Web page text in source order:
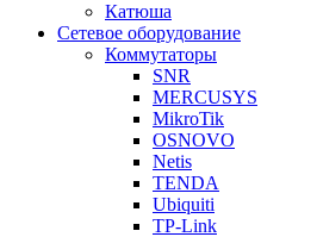
Катюша
Сетевое оборудование
Коммутаторы
SNR
MERCUSYS
MikroTik
OSNOVO
Netis
TENDA
Ubiquiti
TP-Link